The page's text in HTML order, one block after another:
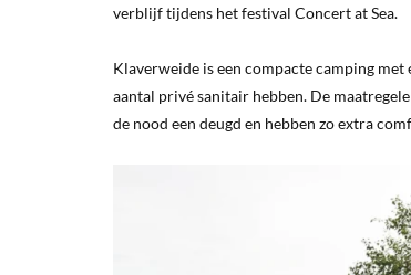
verblijf tijdens het festival Concert at Sea.
Klaverweide is een compacte camping
aantal privé sanitair hebben. De
de nood een deugd en hebben zo extra